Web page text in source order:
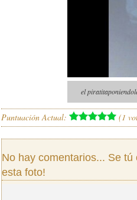
el
Puntuación Actual: (1
No hay comentarios... Se
esta foto!